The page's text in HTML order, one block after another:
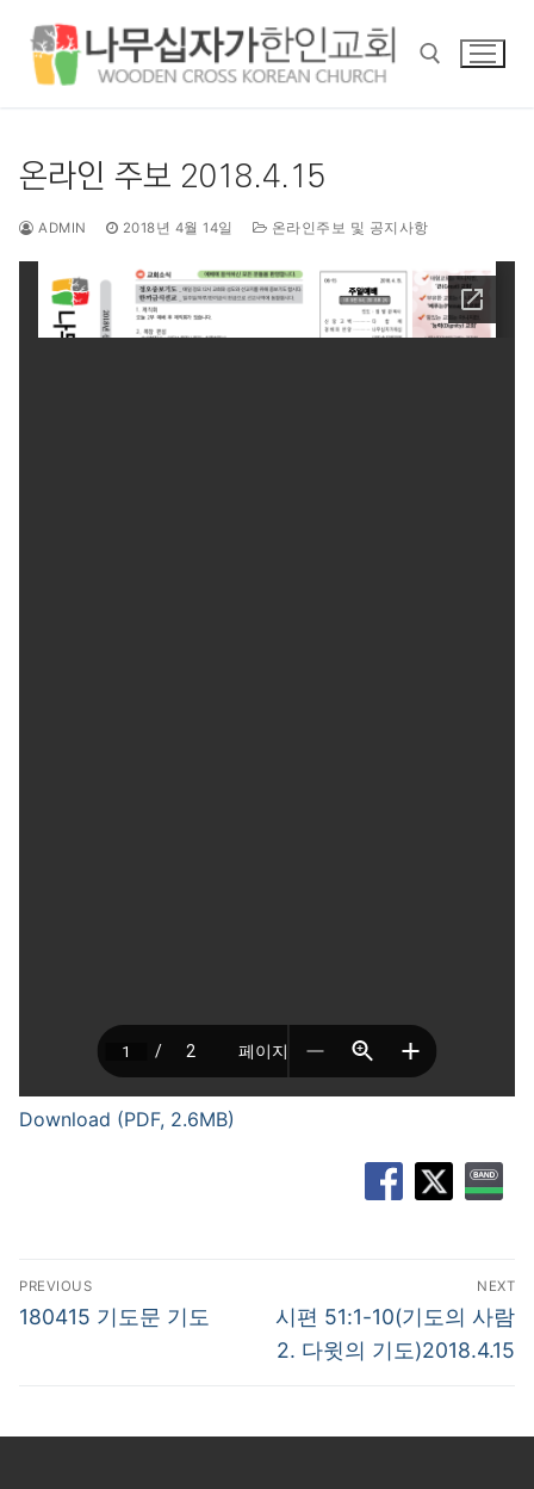
온라인 주보 2018.4.15
ADMIN 2018년 4월 14일 온라인주보 및 공지사항
Download (PDF, 2.6MB)
글
탐
PREVIOUS
Previous
180415 기도문 기도
NEXT
Next
post:
시편 51:1-10(기도의 사람
2. 다윗의 기도)2018.4.15